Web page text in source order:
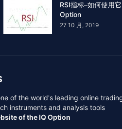
RSI指标–如何使用
Option
27 10 月, 2019
of the world's leading online
instruments and analysis tools
of the IQ Option